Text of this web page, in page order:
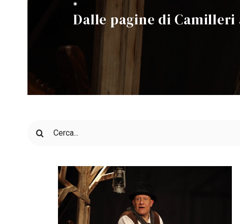
◉
Dalle pagine di
per: